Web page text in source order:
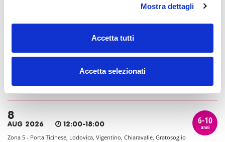
Mostra dettagli
Accetta tutti
Accetta selezionati
8
AUG 2026 09:00-20:00
Estate 2026 al lido di Segrate
6-10
8
AUG 2026 12:00-18:00
Zona 5 - Porta Ticinese, Lodovica, Vigentino, Chiaravalle, Gratosoglio
6-10
anni